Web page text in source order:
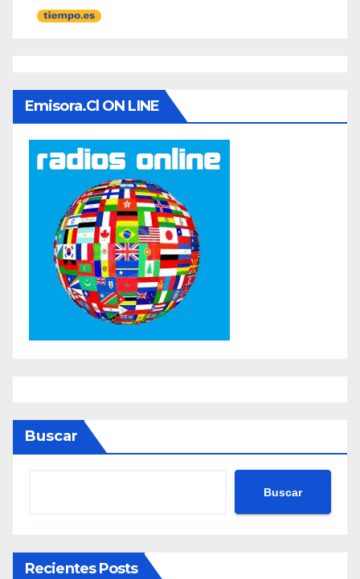
Emisora.cl ON LINE
Buscar
Buscar
Recientes Posts